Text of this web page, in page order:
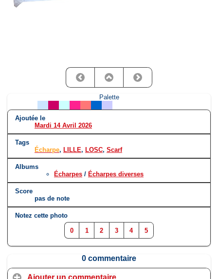
Palette
Ajoutée le
Mardi 14 Avril 2026
Tags
Écharpe, LILLE, LOSC, Scarf
Albums
Écharpes / Écharpes diverses
Score
pas de note
Notez cette photo
0 1 2 3 4 5
0 commentaire